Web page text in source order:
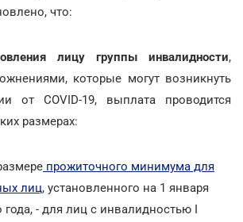
что:
лицу группы инвалидности,
которые могут возникнуть
от COVID-19, выплата проводится
размерах:
прожиточного минимума для
лиц, установленного на 1 января
года, - для лиц с инвалидностью I